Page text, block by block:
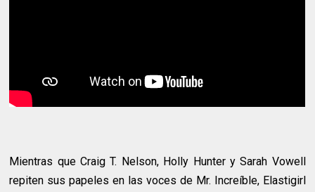
Mientras que Craig T. Nelson, Holly Hunter y Sarah Vowell
repiten sus papeles en las voces de Mr. Increíble, Elastigirl